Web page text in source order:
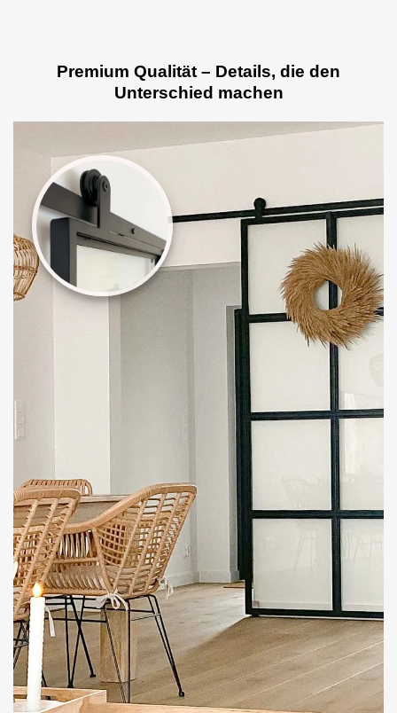
Premium Qualität – Details, die den
Unterschied machen